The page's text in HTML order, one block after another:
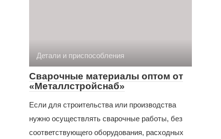
Детали и приспособления
Сварочные материалы оптом от
«Металлстройснаб»
Если для строительства или производства
нужно осуществлять сварочные работы, без
соответствующего оборудования, расходных